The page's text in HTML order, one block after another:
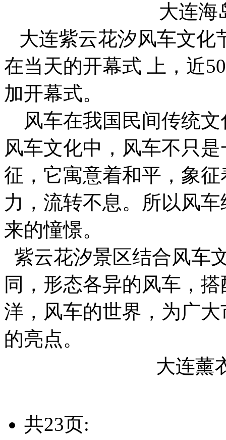
大连海
大连紫云花汐风车文化
在当天的开幕式 上，近
加开幕式。
风车在我国民间传统文
风车文化中，风车不只
征，它寓意着和平，象
力，流转不息。所以风
来的憧憬。
紫云花汐景区结合风车
同，形态各异的风车，
洋，风车的世界，为广
的亮点。
大连薰
共23页: